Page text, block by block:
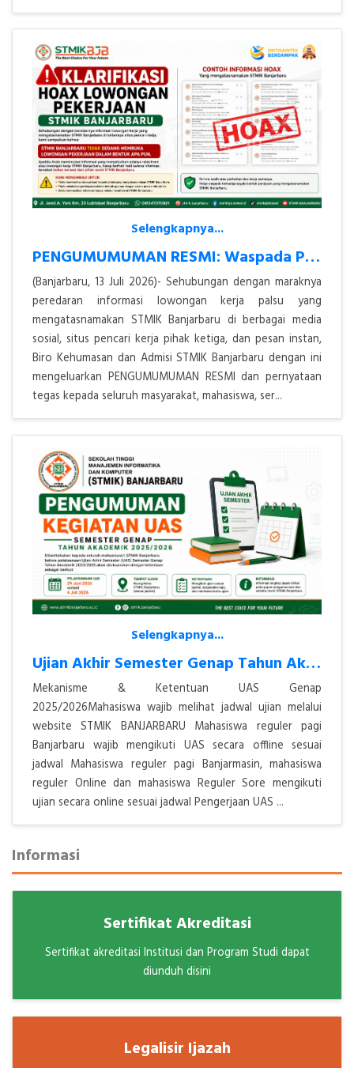
Selengkapnya...
PENGUMUMUMAN RESMI: Waspada Penipuan Lowongan Kerja Atas Nama STMIK Ba
(Banjarbaru, 13 Juli 2026)- Sehubungan dengan maraknya
peredaran informasi lowongan kerja palsu yang
mengatasnamakan STMIK Banjarbaru di berbagai media
sosial, situs pencari kerja pihak ketiga, dan pesan instan,
Biro Kehumasan dan Admisi STMIK Banjarbaru dengan ini
mengeluarkan PENGUMUMUMAN RESMI dan pernyataan
tegas kepada seluruh masyarakat, mahasiswa, ser...
Selengkapnya...
Ujian Akhir Semester Genap Tahun Akademik 2025/2026
Mekanisme & Ketentuan UAS Genap
2025/2026Mahasiswa wajib melihat jadwal ujian melalui
website STMIK BANJARBARU Mahasiswa reguler pagi
Banjarbaru wajib mengikuti UAS secara offline sesuai
jadwal Mahasiswa reguler pagi Banjarmasin, mahasiswa
reguler Online dan mahasiswa Reguler Sore mengikuti
ujian secara online sesuai jadwal Pengerjaan UAS ...
Informasi
Sertifikat Akreditasi
Sertifikat akreditasi Institusi dan Program Studi dapat
diunduh disini
Legalisir Ijazah